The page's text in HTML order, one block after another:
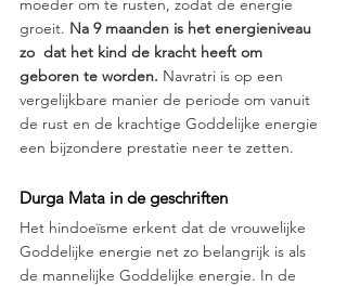
moeder om te rusten, zodat de energie
groeit. Na 9 maanden is het energieniveau
zo  dat het kind de kracht heeft om
geboren te worden. Navratri is op een
vergelijkbare manier de periode om vanuit
de rust en de krachtige Goddelijke energie
een bijzondere prestatie neer te zetten.
Durga Mata in de geschriften
Het hindoeïsme erkent dat de vrouwelijke
Goddelijke energie net zo belangrijk is als
de mannelijke Goddelijke energie. In de